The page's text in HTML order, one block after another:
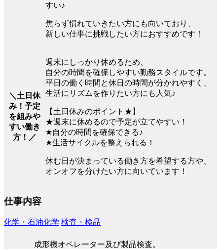
すい♪
焦らず慣れていきたい方にも向いており、
新しい仕事に挑戦したい方におすすめです！
＼土日休
み！予定
を組みや
すい働き
方！／
週末にしっかり休めるため、
自分の時間を確保しやすい勤務スタイルです。
平日の働く時間と休日の時間が分かれやすく、
生活にリズムを作りたい方にも人気♪
【土日休みのポイント★】
★週末に休めるので予定が立てやすい！
★自分の時間を確保できる♪
★生活サイクルを整えられる！
休む日が決まっている働き方を希望する方や、
オンオフを分けたい方に向いています！
仕事内容
化学・石油化学 検査・検品
成形機オペレーター及び製品検査。